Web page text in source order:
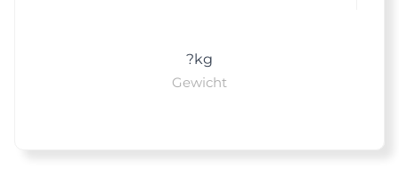
?kg
Gewicht